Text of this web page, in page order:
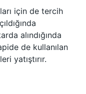
için de tercih
alındığında
de kullanılan
yatıştırır.